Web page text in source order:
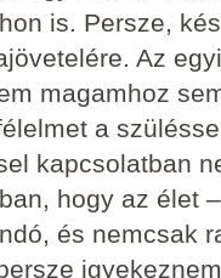
is. Persze,
Az
magamhoz
a
kapcsolatban
hogy az élet
és nemcsak